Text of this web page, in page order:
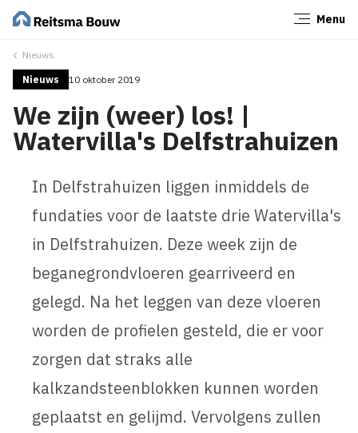
Menu
Nieuws
Nieuws 10 oktober 2019
We zijn (weer) los! |
Watervilla's Delfstrahuizen
In Delfstrahuizen liggen inmiddels de
fundaties voor de laatste drie Watervilla's
in Delfstrahuizen. Deze week zijn de
beganegrondvloeren gearriveerd en
gelegd. Na het leggen van deze vloeren
worden de profielen gesteld, die er voor
zorgen dat straks alle
kalkzandsteenblokken kunnen worden
geplaatst en gelijmd. Vervolgens zullen
Sluiten